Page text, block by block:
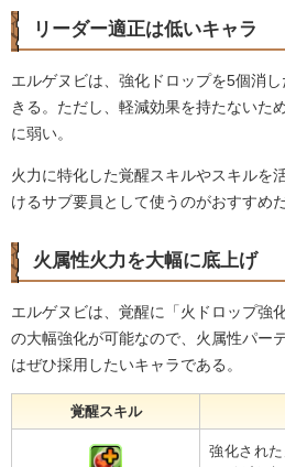
リーダー適正は低いキャラ
エルゲヌビは、強化ドロップを5個消
きる。ただし、軽減効果を持たないた
に弱い。
火力に特化した覚醒スキルやスキルを
けるサブ要員として使うのがおすすめだ
火属性火力を大幅に底上げ
エルゲヌビは、覚醒に「火ドロップ強
の大幅強化が可能なので、火属性パー
はぜひ採用したいキャラである。
覚醒スキル
強化され